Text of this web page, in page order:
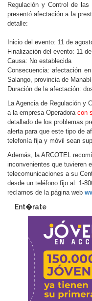
Regulación y Control de las
presentó afectación a la
detalle:
Inicio del evento: 11 de
Finalización del evento: 11
Causa: No establecida
Consecuencia: afectación
Salango, provincia de Manabí
Duración de la afectación:
La Agencia de Regulación y
a la empresa Operadora con
detallado de los problemas
alerta para que este tipo de
telefonía fija y móvil sean
Además, la ARCOTEL
inconvenientes que tuvieren
telecomunicaciones a su
desde un teléfono fijo al: 1-
reclamos de la página web
Ent�rate